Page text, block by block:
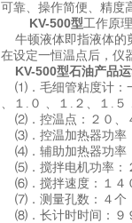
可靠、操作简便、精度
KV-500型工作原理
牛顿液体即指液体的
在设定一恒温点后，仪
KV-500型石油产品
⑴．毛细管粘度计：
、１.０ 、１.２、１.
⑵．控温点：２０、
⑶．控温加热器功率
⑷．辅助加热器功率
⑸．搅拌电机功率：
⑹．搅拌速度：１４
⑺．测量孔数：４个
⑻． 长计时时间：９